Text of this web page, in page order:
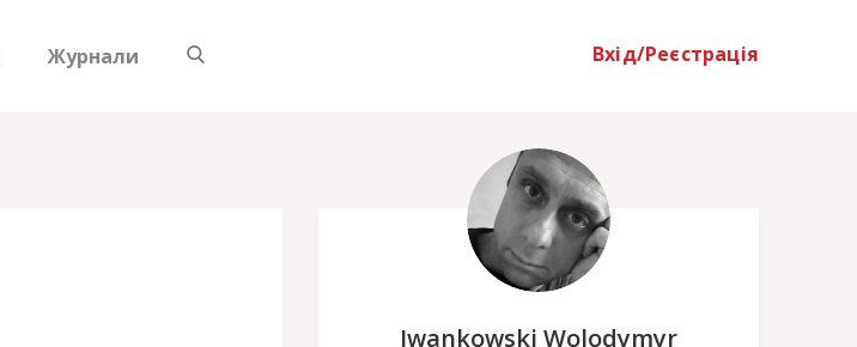
Журнали Вхід/Реєстрація
Iwankowski Wolodymyr